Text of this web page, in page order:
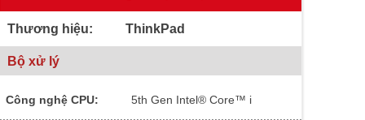
Thương hiệu: ThinkPad
Bộ xử lý
Công nghệ CPU: 5th Gen Intel® Core™ i